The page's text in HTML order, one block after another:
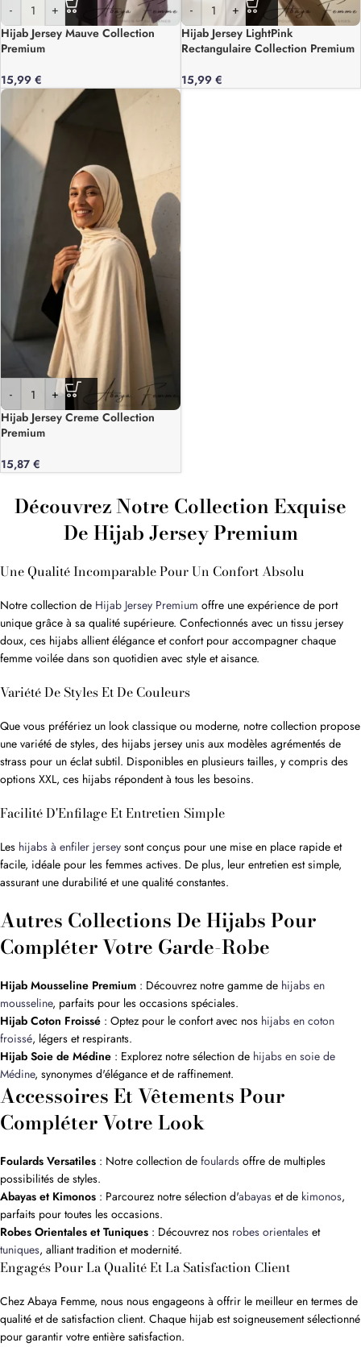
-
+
Hijab Jersey Mauve Collection
Premium
15,99 €
-
+
Hijab Jersey LightPink
Rectangulaire Collection Premium
15,99 €
-
+
Hijab Jersey Creme Collection
Premium
15,87 €
Découvrez Notre Collection Exquise
De Hijab Jersey Premium
Une Qualité Incomparable Pour Un Confort Absolu
Notre collection de Hijab Jersey Premium offre une expérience de port
unique grâce à sa qualité supérieure. Confectionnés avec un tissu jersey
doux, ces hijabs allient élégance et confort pour accompagner chaque
femme voilée dans son quotidien avec style et aisance.
Variété De Styles Et De Couleurs
Que vous préfériez un look classique ou moderne, notre collection propose
une variété de styles, des hijabs jersey unis aux modèles agrémentés de
strass pour un éclat subtil. Disponibles en plusieurs tailles, y compris des
options XXL, ces hijabs répondent à tous les besoins.
Facilité D'Enfilage Et Entretien Simple
Les hijabs à enfiler jersey sont conçus pour une mise en place rapide et
facile, idéale pour les femmes actives. De plus, leur entretien est simple,
assurant une durabilité et une qualité constantes.
Autres Collections De Hijabs Pour
Compléter Votre Garde-Robe
Hijab Mousseline Premium : Découvrez notre gamme de hijabs en
mousseline, parfaits pour les occasions spéciales.
Hijab Coton Froissé : Optez pour le confort avec nos hijabs en coton
froissé, légers et respirants.
Hijab Soie de Médine : Explorez notre sélection de hijabs en soie de
Médine, synonymes d'élégance et de raffinement.
Accessoires Et Vêtements Pour
Compléter Votre Look
Foulards Versatiles : Notre collection de foulards offre de multiples
possibilités de styles.
Abayas et Kimonos : Parcourez notre sélection d'abayas et de kimonos,
parfaits pour toutes les occasions.
Robes Orientales et Tuniques : Découvrez nos robes orientales et
tuniques, alliant tradition et modernité.
Engagés Pour La Qualité Et La Satisfaction Client
Chez Abaya Femme, nous nous engageons à offrir le meilleur en termes de
qualité et de satisfaction client. Chaque hijab est soigneusement sélectionné
pour garantir votre entière satisfaction.